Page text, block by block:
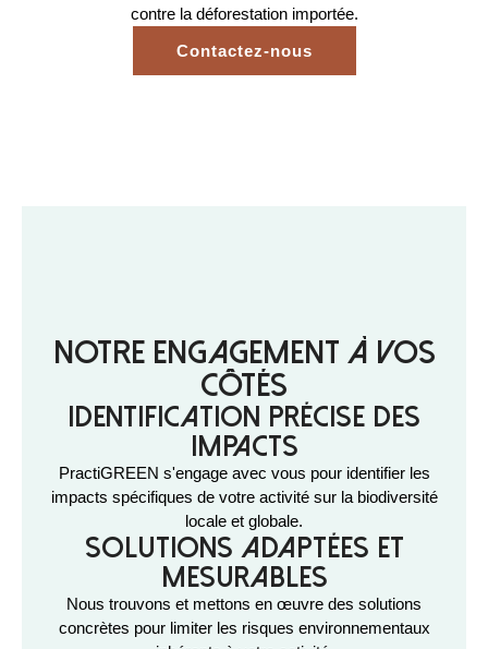
contre la déforestation importée.
Contactez-nous
Notre engagement à vos
côtés
Identification précise des
impacts
PractiGREEN s'engage avec vous pour identifier les
impacts spécifiques de votre activité sur la biodiversité
locale et globale.
Solutions adaptées et
mesurables
Nous trouvons et mettons en œuvre des solutions
concrètes pour limiter les risques environnementaux